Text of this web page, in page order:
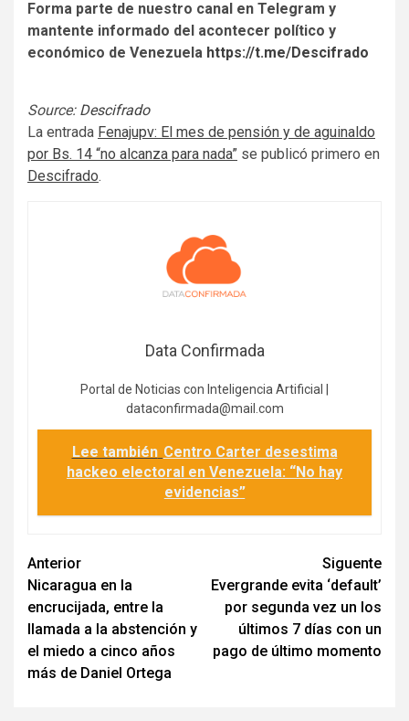
Forma parte de nuestro canal en Telegram y
mantente informado del acontecer político y
económico de Venezuela https://t.me/Descifrado
Source: Descifrado
La entrada Fenajupv: El mes de pensión y de aguinaldo
por Bs. 14 “no alcanza para nada” se publicó primero en
Descifrado.
Data Confirmada
Portal de Noticias con Inteligencia Artificial |
dataconfirmada@mail.com
Lee también Centro Carter desestima
hackeo electoral en Venezuela: “No hay
evidencias”
Navegación
de
entradas
Anterior
Nicaragua en la
encrucijada, entre la
llamada a la abstención y
el miedo a cinco años
más de Daniel Ortega
Siguente
Evergrande evita ‘default’
por segunda vez un los
últimos 7 días con un
pago de último momento